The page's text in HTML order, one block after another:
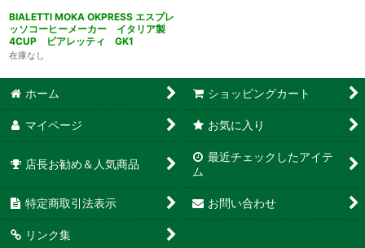
BIALETTI MOKA OKPRESS エスプレ
ッソコーヒーメーカー イタリア製
4CUP ビアレッティ GK1
在庫なし
ホーム ショッピングカート
マイページ お気に入り
店長お勧め＆人気商品
最近チェックしたアイテ
ム
特定商取引法表示 お問い合わせ
リンク集